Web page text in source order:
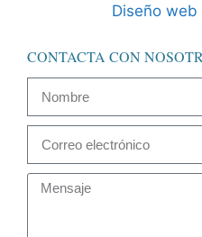
Diseño web
CONTACTA CON